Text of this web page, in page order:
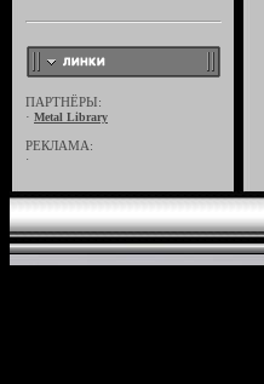
ПАРТНЁРЫ:
· Metal Library
РЕКЛАМА:
·